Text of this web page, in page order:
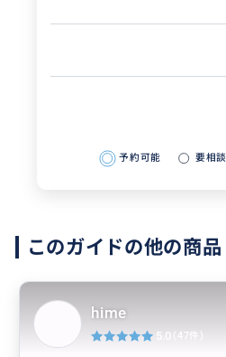
予約可能 要相談
このガイドの他の商品
hime
5.0 (47件)